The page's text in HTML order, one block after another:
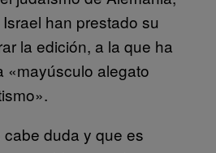
han prestado su
la edición, a la que ha
«mayúsculo alegato
duda y que es